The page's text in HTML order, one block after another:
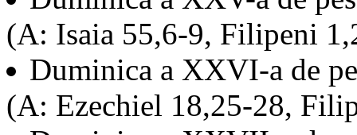
(A: Isaia 55,6-9, Filipeni
Duminica a XXVI-a de
(A: Ezechiel 18,25-28,